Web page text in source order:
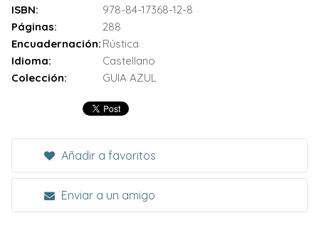
ISBN:
978-84-17368-12-8
Páginas:
288
Encuadernación: Rústica
Idioma:
Castellano
Colección:
GUIA AZUL
Añadir a favoritos
Enviar a un amigo